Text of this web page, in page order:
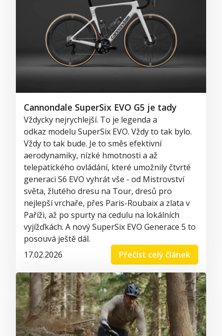
Cannondale SuperSix EVO G5 je tady
Vždycky nejrychlejší. To je legenda a
odkaz modelu SuperSix EVO. Vždy to tak bylo.
Vždy to tak bude. Je to směs efektivní
aerodynamiky, nízké hmotnosti a až
telepatického ovládání, které umožnily čtvrté
generaci S6 EVO vyhrát vše - od Mistrovství
světa, žlutého dresu na Tour, dresů pro
nejlepší vrchaře, přes Paris-Roubaix a zlata v
Paříži, až po spurty na cedulu na lokálních
vyjížďkách. A nový SuperSix EVO Generace 5 to
posouvá ještě dál.
17.02.2026
Přečíst celý článek